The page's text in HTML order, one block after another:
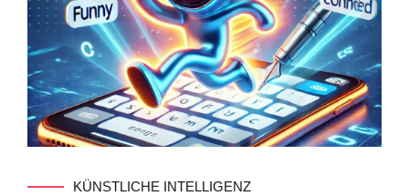
KÜNSTLICHE INTELLIGENZ